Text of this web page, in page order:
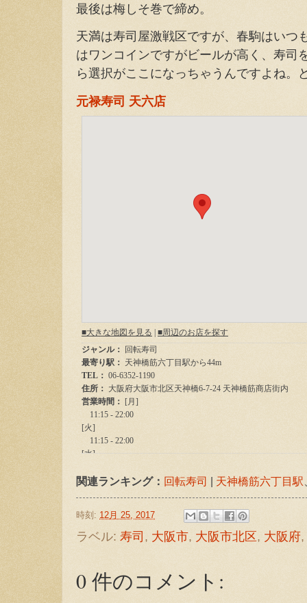
最後は梅しそ巻で締め。
天満は寿司屋激戦区ですが、春駒はいつ
はワンコインですがビールが高く、寿司
ら選択がここになっちゃうんですよね。
元禄寿司 天六店
関連ランキング： 回転寿司 | 天神橋筋六丁目駅
時刻: 12月 25, 2017
ラベル: 寿司 , 大阪市, 大阪市北区 , 大阪府,
0 件のコメント: